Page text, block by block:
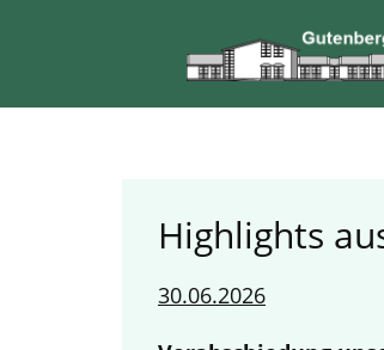
Highlights
30.06.2026